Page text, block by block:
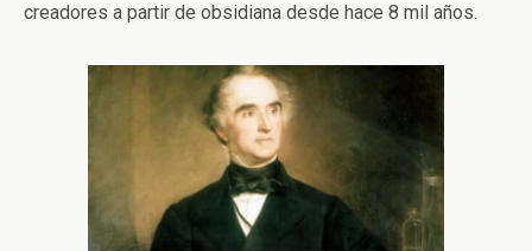
creadores a partir de obsidiana desde hace 8 mil años.